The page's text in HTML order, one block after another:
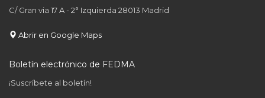
C/ Gran via 17 A - 2° Izquierda 28013 Madrid
Abrir en Google Maps
Boletín electrónico de FEDMA
¡Suscríbete al boletín!